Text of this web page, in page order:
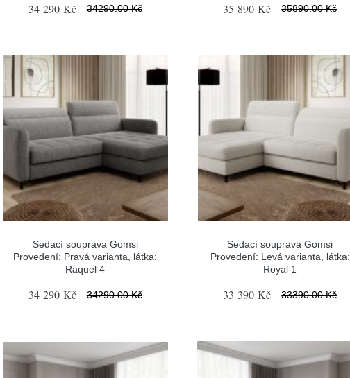
34 290 Kč 34290.00 Kč 35 890 Kč 35890.00 Kč
Sedací souprava Gomsi
Provedení: Pravá varianta, látka:
Raquel 4
34 290 Kč 34290.00 Kč
Sedací souprava Gomsi
Provedení: Levá varianta, látka:
Royal 1
33 390 Kč 33390.00 Kč